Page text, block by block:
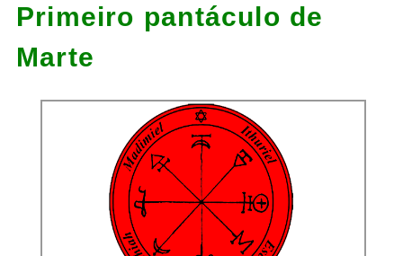
Primeiro pantáculo de
Marte